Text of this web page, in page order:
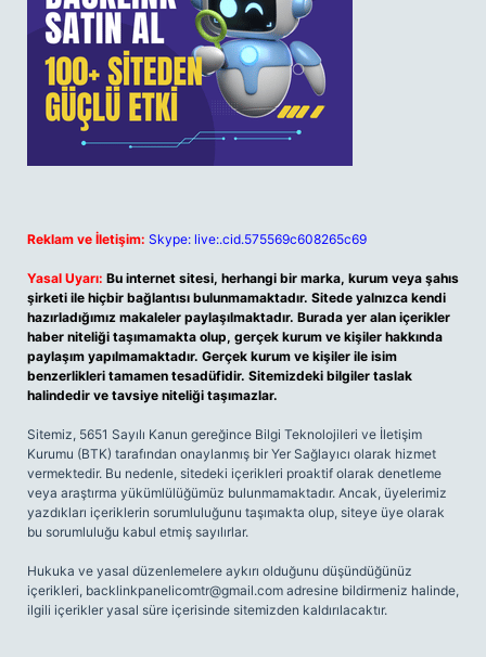
Reklam ve İletişim: Skype: live:.cid.575569c608265c69
Yasal Uyarı: Bu internet sitesi, herhangi bir marka, kurum veya şahıs
şirketi ile hiçbir bağlantısı bulunmamaktadır. Sitede yalnızca kendi
hazırladığımız makaleler paylaşılmaktadır. Burada yer alan içerikler
haber niteliği taşımamakta olup, gerçek kurum ve kişiler hakkında
paylaşım yapılmamaktadır. Gerçek kurum ve kişiler ile isim
benzerlikleri tamamen tesadüfidir. Sitemizdeki bilgiler taslak
halindedir ve tavsiye niteliği taşımazlar.
Sitemiz, 5651 Sayılı Kanun gereğince Bilgi Teknolojileri ve İletişim
Kurumu (BTK) tarafından onaylanmış bir Yer Sağlayıcı olarak hizmet
vermektedir. Bu nedenle, sitedeki içerikleri proaktif olarak denetleme
veya araştırma yükümlülüğümüz bulunmamaktadır. Ancak, üyelerimiz
yazdıkları içeriklerin sorumluluğunu taşımakta olup, siteye üye olarak
bu sorumluluğu kabul etmiş sayılırlar.
Hukuka ve yasal düzenlemelere aykırı olduğunu düşündüğünüz
içerikleri, backlinkpanelicomtr@gmail.com adresine bildirmeniz halinde,
ilgili içerikler yasal süre içerisinde sitemizden kaldırılacaktır.